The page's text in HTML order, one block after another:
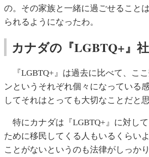
の。その家族と一緒に過ごせること
られるようになったわ。
カナダの『LGBTQ+』
『LGBTQ+』は過去に比べて、こ
ンというそれぞれ個々になっている
してそれはとっても大切なことだと思
特にカナダは『LGBTQ+』に対し
ために移民してくる人もいるくらい
ことがないというのも法律がしっか